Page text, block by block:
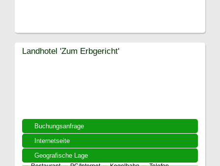
Buchungsanfrage
Internetseite
Geografische Lage
Landhotel 'Zum Erbgericht'